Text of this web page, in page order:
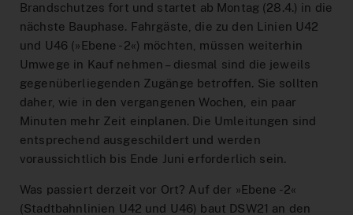
Service im Fahrzeug
Barrierefreiheit
Fahrplan bestellen
AnrufSammelTaxi
Interaktiver Liniennetzplan
Netzplan zum Einbinden
Foto- und Drehgenehmigungen
Vorteilswelt
Downloads
Karriere
Blog
Leichte Sprache
Brandschutzes fort und startet ab Montag (28.4.) in die
nächste Bauphase. Fahrgäste, die zu den Linien U42
und U46 (»Ebene -2«) möchten, müssen weiterhin
Umwege in Kauf nehmen – diesmal sind die jeweils
gegenüberliegenden Zugänge betroffen. Sie sollten
daher, wie in den vergangenen Wochen, ein paar
Minuten mehr Zeit einplanen. Die Umleitungen sind
entsprechend ausgeschildert und werden
voraussichtlich bis Ende Juni erforderlich sein.
Was passiert derzeit vor Ort? Auf der »Ebene -2«
(Stadtbahnlinien U42 und U46) baut DSW21 an den